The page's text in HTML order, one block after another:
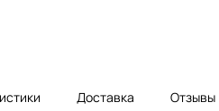
Доставка Отзывы